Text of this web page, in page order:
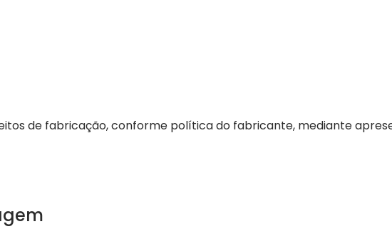
de fabricação, conforme política do fabricante, mediante